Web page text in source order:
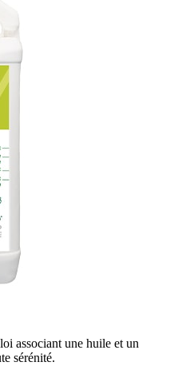
associant une huile et un
sérénité.